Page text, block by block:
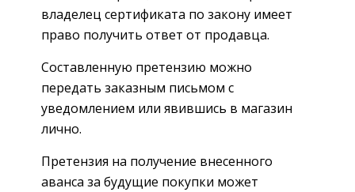
владелец сертификата по закону имеет
право получить ответ от продавца.
Составленную претензию можно
передать заказным письмом с
уведомлением или явившись в магазин
лично.
Претензия на получение внесенного
аванса за будущие покупки может